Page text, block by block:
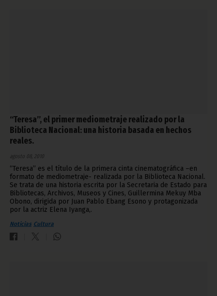
“Teresa”, el primer mediometraje realizado por la
Biblioteca Nacional: una historia basada en hechos
reales.
agosto 08, 2010
“Teresa” es el título de la primera cinta cinematográfica –en
formato de mediometraje- realizada por la Biblioteca Nacional.
Se trata de una historia escrita por la Secretaria de Estado para
Bibliotecas, Archivos, Museos y Cines, Guillermina Mekuy Mba
Obono, dirigida por Juan Pablo Ebang Esono y protagonizada
por la actriz Elena Iyanga,.
Noticias Cultura